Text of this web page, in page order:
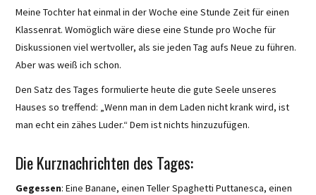
Meine Tochter hat einmal in der Woche eine Stunde Zeit für einen
Klassenrat. Womöglich wäre diese eine Stunde pro Woche für
Diskussionen viel wertvoller, als sie jeden Tag aufs Neue zu führen.
Aber was weiß ich schon.
Den Satz des Tages formulierte heute die gute Seele unseres
Hauses so treffend: „Wenn man in dem Laden nicht krank wird, ist
man echt ein zähes Luder.“ Dem ist nichts hinzuzufügen.
Die Kurznachrichten des Tages:
Gegessen: Eine Banane, einen Teller Spaghetti Puttanesca, einen